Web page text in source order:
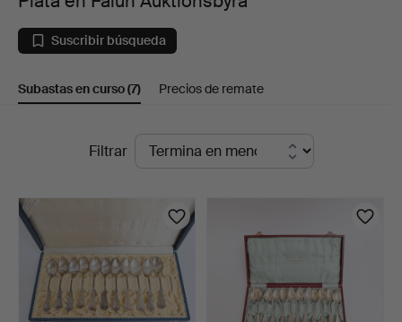
en
Falun
Auktionsbyrå
Suscribir búsqueda
Subastas en curso(7) Precios de remate
Subastas
curso
Filtrar